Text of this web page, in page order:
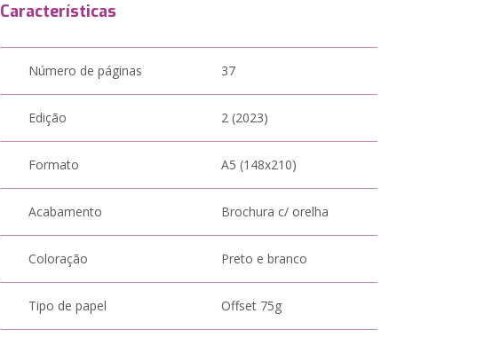
Características
Número de páginas 37
Edição 2 (2023)
Formato A5 (148x210)
Acabamento Brochura c/ orelha
Coloração Preto e branco
Tipo de papel Offset 75g